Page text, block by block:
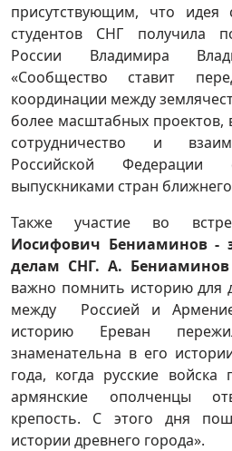
присутствующим, что идея
студентов СНГ получила
России Владимира
«Сообщество ставит
координации между
более масштабных проектов,
сотрудничество и
Российской
выпускниками стран
Также участие во
Иосифович Бениаминов -
делам СНГ. А. Бениаминов
важно помнить историю для
между Россией и
историю Ереван
знаменательна в его
года, когда русские войска
армянские ополченцы
крепость. С этого дня
истории древнего города».